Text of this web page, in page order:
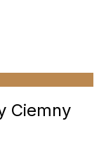
Ciemny